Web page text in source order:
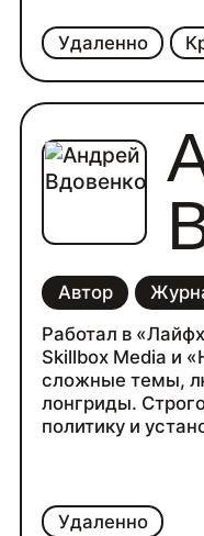
Удаленно
глубокой
проекту
Удаленно
Автор
Работал в
Skillbox Media и
сложные темы,
лонгриды.
политику и